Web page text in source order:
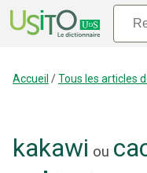
Accueil /Tous les articles
kakawi ou